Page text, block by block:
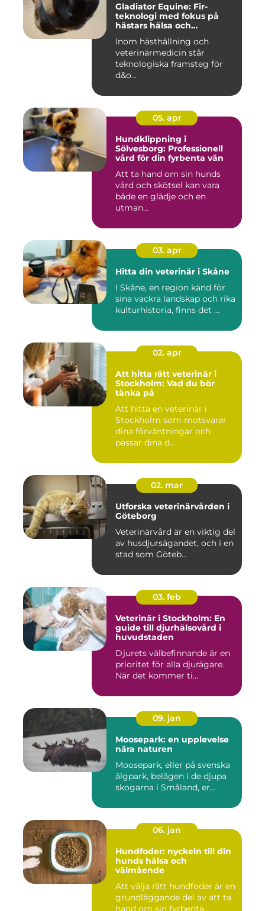
Gladiator Equine: Fir-
teknologi med fokus på
hästars hälsa och
Inom hästhållning och
veterinärmedicin står
teknologiska framsteg för
d&o...
05. apr
Hundklippning i
Sölvesborg: Professionell
vård för din fyrbenta vän
Att ta hand om sin hunds
vård och skötsel kan vara
både en glädje och en
utman...
03. apr
Hitta din veterinär i Skåne
I Skåne, en region känd för
sina vackra landskap och rika
kulturhistoria, finns det ...
02. apr
Att hitta rätt veterinär i
Stockholm: Vad du bör
tänka på
Att hitta en veterinär i
Stockholm som motsvarar
dina förväntningar och
passar dina d...
02. mar
Utforska veterinärvården i
Göteborg
Veterinärvård är en viktig del
av husdjursägandet, och i en
stad som Göteb...
03. feb
Veterinär i Stockholm: En
guide till djurhälsovård i
huvudstaden
Djurets välbefinnande är en
prioritet för alla djurägare.
När det kommer ti...
09. jan
Moosepark: en upplevelse
nära naturen
Moosepark, eller på svenska
älgpark, belägen i de djupa
skogarna i Småland, er...
06. jan
Hundfoder: nyckeln till din
hunds hälsa och
välmående
Att välja rätt hundfoder är en
grundläggande del av att ta
hand om sin fyrbenta ...